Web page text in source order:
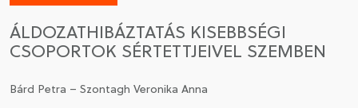
ÁLDOZATHIBÁZTATÁS KISEBBSÉGI
CSOPORTOK SÉRTETTJEIVEL SZEMBEN
Bárd Petra – Szontagh Veronika Anna